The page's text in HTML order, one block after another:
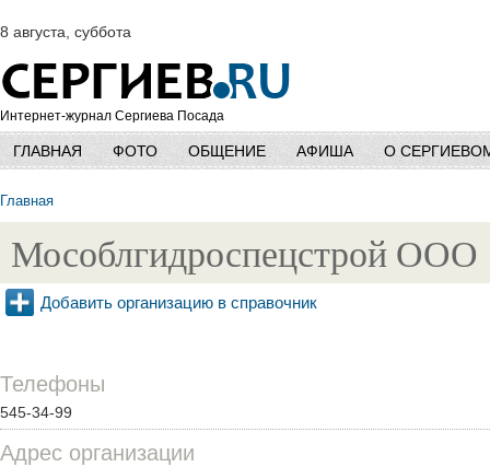
8 августа, суббота
Интернет-журнал Сергиева Посада
ГЛАВНАЯ ФОТО ОБЩЕНИЕ АФИША О
Главная
Мособлгидроспецстрой ООО
Добавить организацию в справочник
Телефоны
545-34-99
Адрес организации